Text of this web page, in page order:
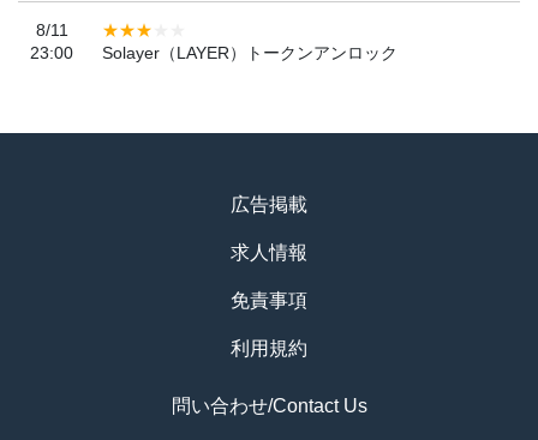
8/11
23:00
Solayer（LAYER）トークンアンロック
広告掲載
求人情報
免責事項
利用規約
問い合わせ/Contact Us